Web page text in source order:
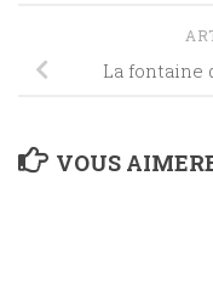
La fontaine
VOUS